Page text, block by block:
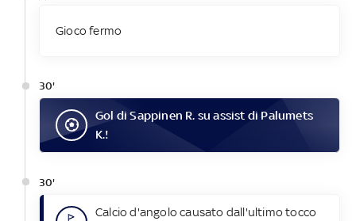
Gioco fermo
30'
Gol diSappinen R. su assist di Palumets
K.!
30'
Calcio d'angolo causato dall'ultimo tocco